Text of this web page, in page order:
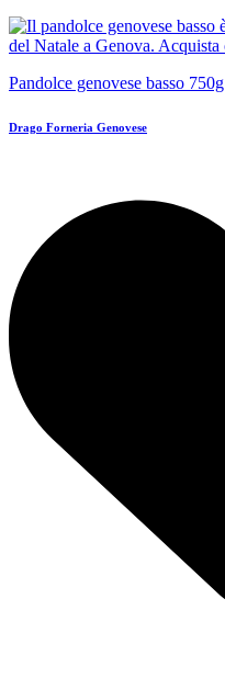
Pandolce genovese basso 750g
Drago Forneria Genovese